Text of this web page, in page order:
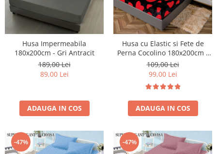
Husa Impermeabila
180x200cm - Gri Antracit
189,00 Lei
89,00 Lei
ADAUGA IN COS
Husa cu Elastic si Fete de
Perna Cocolino 180x200cm -
Hearts - Negru Cu Inimioare
Rosii
109,00 Lei
99,00 Lei
ADAUGA IN COS
-47% -47%